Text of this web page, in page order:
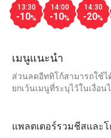
13:30
-10%
14:00
-10%
14:30
-20%
เมนูแนะนำ
ส่วนลดอีททิโก้สามารถใช้
ยกเว้นเมนูที่ระบุไว้ในเงื่อน
แพลตเตอร์รวมชีสและ